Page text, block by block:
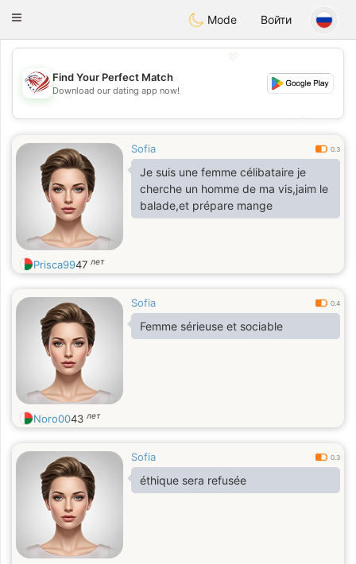
Dating
Toggle
Mode Войти
💖
💕
Find Your Perfect Match
Download our dating app now!
Sofia 0.3
Je suis une femme célibataire je
cherche un homme de ma vis,jaim le
balade,et prépare mange
Prisca9947 лет
Sofia 0.4
Femme sérieuse et sociable
Noro0043 лет
Sofia 0.3
éthique sera refusée